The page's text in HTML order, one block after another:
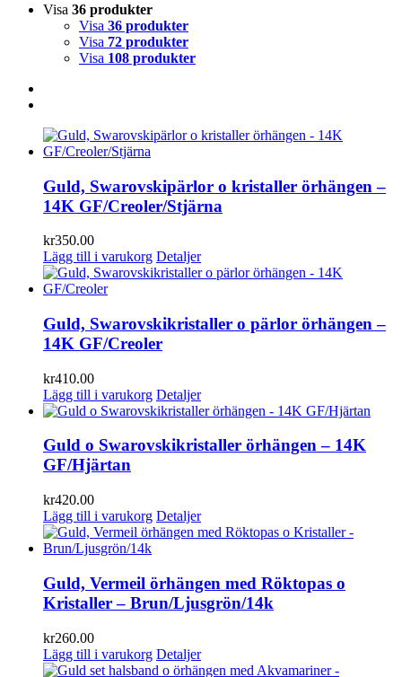
Visa 36 produkter
Visa 36 produkter
Visa 72 produkter
Visa 108 produkter
Guld, Swarovskipärlor o kristaller örhängen –
14K GF/Creoler/Stjärna
kr350.00
Lägg till i varukorg Detaljer
Guld, Swarovskikristaller o pärlor örhängen –
14K GF/Creoler
kr410.00
Lägg till i varukorg Detaljer
Guld o Swarovskikristaller örhängen – 14K
GF/Hjärtan
kr420.00
Lägg till i varukorg Detaljer
Guld, Vermeil örhängen med Röktopas o
Kristaller – Brun/Ljusgrön/14k
kr260.00
Lägg till i varukorg Detaljer